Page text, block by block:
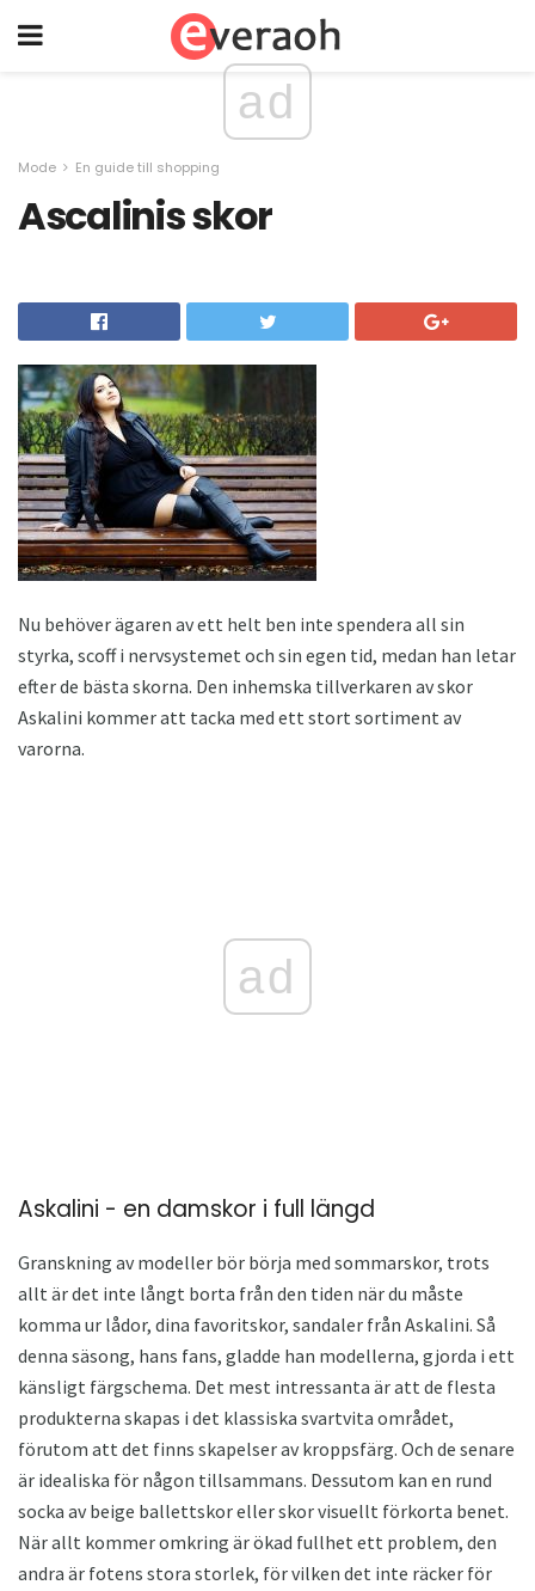
ad
Mode En guide till shopping
Ascalinis skor
Nu behöver ägaren av ett helt ben inte spendera all sin
styrka, scoff i nervsystemet och sin egen tid, medan han letar
efter de bästa skorna. Den inhemska tillverkaren av skor
Askalini kommer att tacka med ett stort sortiment av
varorna.
ad
Askalini - en damskor i full längd
Granskning av modeller bör börja med sommarskor, trots
allt är det inte långt borta från den tiden när du måste
komma ur lådor, dina favoritskor, sandaler från Askalini. Så
denna säsong, hans fans, gladde han modellerna, gjorda i ett
känsligt färgschema. Det mest intressanta är att de flesta
produkterna skapas i det klassiska svartvita området,
förutom att det finns skapelser av kroppsfärg. Och de senare
är idealiska för någon tillsammans. Dessutom kan en rund
socka av beige ballettskor eller skor visuellt förkorta benet.
När allt kommer omkring är ökad fullhet ett problem, den
andra är fotens stora storlek, för vilken det inte räcker för